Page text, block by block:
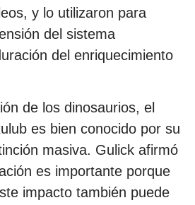
y lo utilizaron para
del sistema
del enriquecimiento
de los dinosaurios, el
es bien conocido por su
masiva. Gulick afirmó
es importante porque
impacto también puede